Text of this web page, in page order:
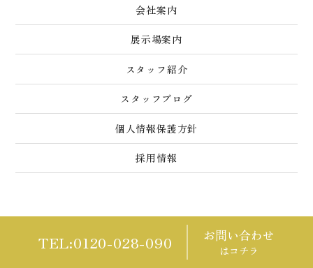
会社案内
展示場案内
スタッフ紹介
スタッフブログ
個人情報保護方針
採用情報
©2023 Eco.green planning Co., Ltd.
This site is protected by reCAPTCHA and the Google
TEL:0120-028-090 お問い合わせ
はコチラ